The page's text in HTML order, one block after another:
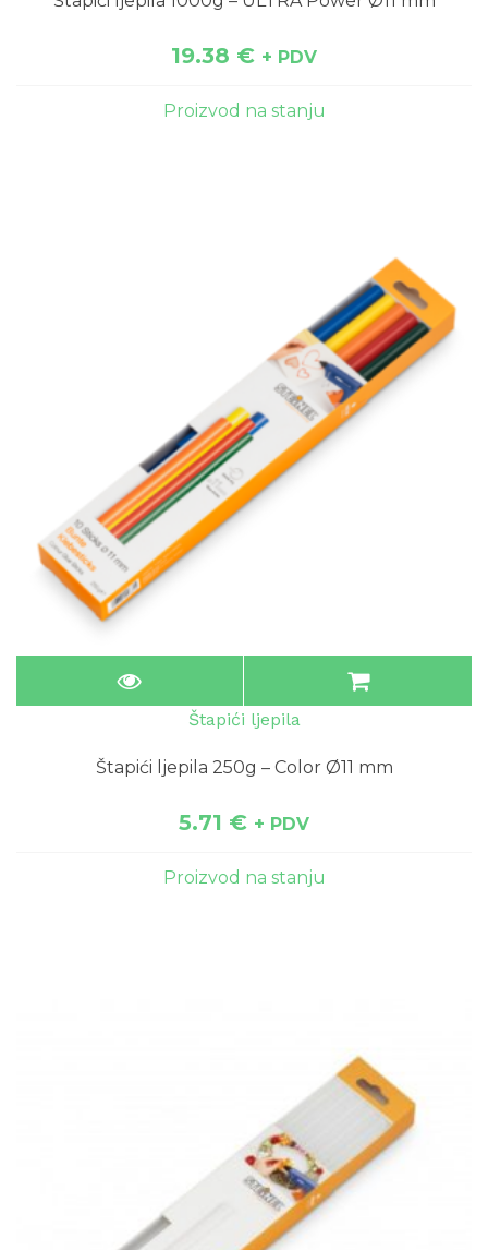
19.38 € + PDV
Proizvod na stanju
Štapići ljepila
Štapići ljepila 250g – Color Ø11 mm
5.71 € + PDV
Proizvod na stanju